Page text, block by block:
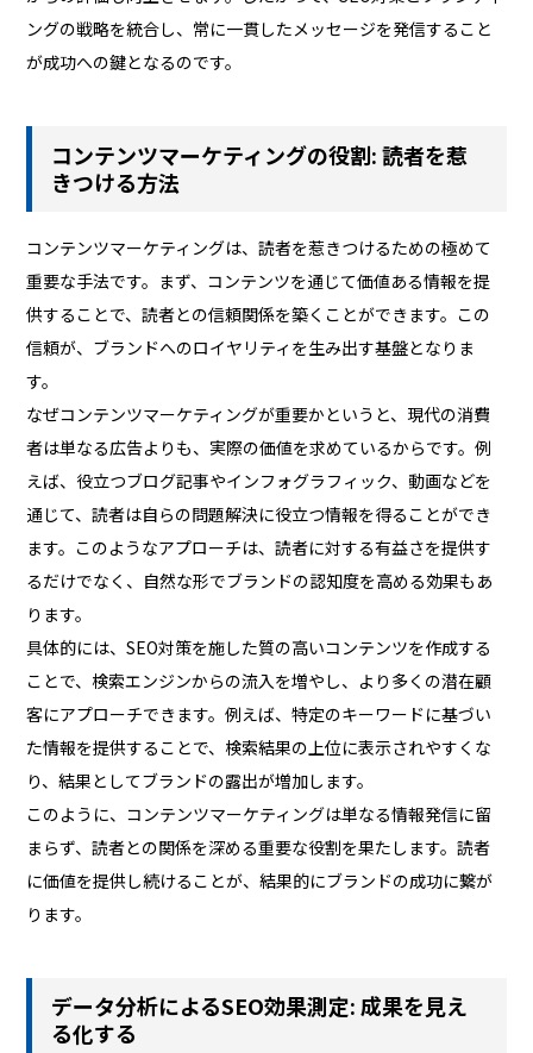
ングの戦略を統合し、常に一貫したメッセージを発信すること
が成功への鍵となるのです。
コンテンツマーケティングの役割: 読者を惹
きつける方法
コンテンツマーケティングは、読者を惹きつけるための極めて
重要な手法です。まず、コンテンツを通じて価値ある情報を提
供することで、読者との信頼関係を築くことができます。この
信頼が、ブランドへのロイヤリティを生み出す基盤となりま
す。
なぜコンテンツマーケティングが重要かというと、現代の消費
者は単なる広告よりも、実際の価値を求めているからです。例
えば、役立つブログ記事やインフォグラフィック、動画などを
通じて、読者は自らの問題解決に役立つ情報を得ることができ
ます。このようなアプローチは、読者に対する有益さを提供す
るだけでなく、自然な形でブランドの認知度を高める効果もあ
ります。
具体的には、SEO対策を施した質の高いコンテンツを作成する
ことで、検索エンジンからの流入を増やし、より多くの潜在顧
客にアプローチできます。例えば、特定のキーワードに基づい
た情報を提供することで、検索結果の上位に表示されやすくな
り、結果としてブランドの露出が増加します。
このように、コンテンツマーケティングは単なる情報発信に留
まらず、読者との関係を深める重要な役割を果たします。読者
に価値を提供し続けることが、結果的にブランドの成功に繋が
ります。
データ分析によるSEO効果測定: 成果を見え
る化する